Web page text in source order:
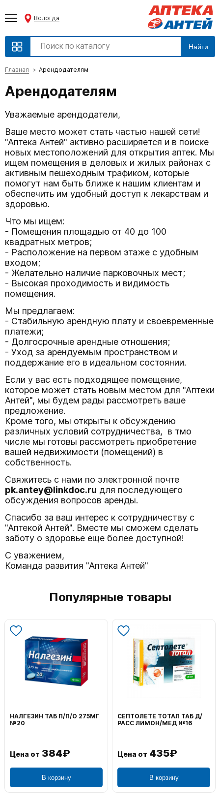
Вологда
Найти
Главная Арендодателям
Арендодателям
Уважаемые арендодатели,
Ваше место может стать частью нашей сети!
"Аптека Антей" активно расширяется и в поиске
новых местоположений для открытия аптек. Мы
ищем помещения в деловых и жилых районах с
активным пешеходным трафиком, которые
помогут нам быть ближе к нашим клиентам и
обеспечить им удобный доступ к лекарствам и
здоровью.
Что мы ищем:
- Помещения площадью от 40 до 100
квадратных метров;
- Расположение на первом этаже с удобным
входом;
- Желательно наличие парковочных мест;
- Высокая проходимость и видимость
помещения.
Мы предлагаем:
- Стабильную арендную плату и своевременные
платежи;
- Долгосрочные арендные отношения;
- Уход за арендуемым пространством и
поддержание его в идеальном состоянии.
Если у вас есть подходящее помещение,
которое может стать новым местом для "Аптеки
Антей", мы будем рады рассмотреть ваше
предложение.
Кроме того, мы открыты к обсуждению
различных условий сотрудничества, в тмо
числе мы готовы рассмотреть приобретение
вашей недвижимости (помещений) в
собственность.
Свяжитесь с нами по электронной почте
pk.antey@linkdoc.ru для последующего
обсуждения вопросов аренды.
Спасибо за ваш интерес к сотрудничеству с
"Аптекой Антей". Вместе мы сможем сделать
заботу о здоровье еще более доступной!
С уважением,
Команда развития "Аптека Антей"
Популярные товары
НАЛГЕЗИН ТАБ П/П/О 275МГ
№20
Цена от 384₽
В корзину
СЕПТОЛЕТЕ ТОТАЛ ТАБ Д/
РАСС ЛИМОН/МЕД №16
Цена от 435₽
В корзину